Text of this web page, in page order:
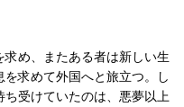
求め、またある者は新しい生
を求めて外国へと旅立つ。し
ち受けていたのは、悪夢以上